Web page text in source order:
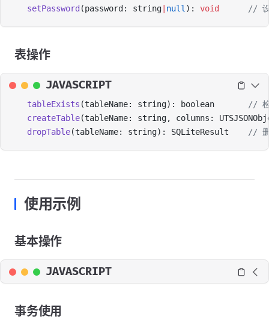
setPassword (password: string null ): void
//
表操作
JAVASCRIPT
tableExists (tableName: string): boolean
// 检
createTable(tableName: string, columns:
dropTable(tableName: string): SQLiteResult //
使用示例
基本操作
JAVASCRIPT
事务使用